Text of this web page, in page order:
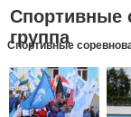
Спортивные
группа
Спортивные